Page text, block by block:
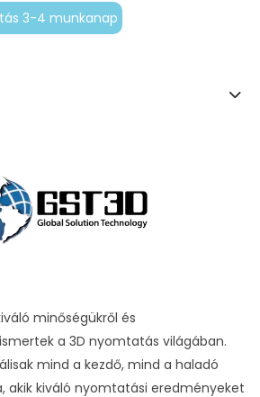
3-4 munkanap
minőségükről és
a 3D nyomtatás világában.
mind a kezdő, mind a haladó
akik kiváló nyomtatási eredményeket